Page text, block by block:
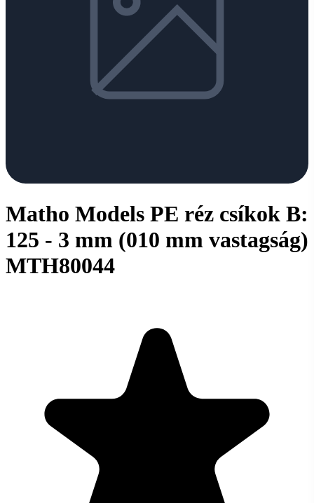
Matho Models PE réz csíkok B:
125 - 3 mm (010 mm vastagság)
MTH80044